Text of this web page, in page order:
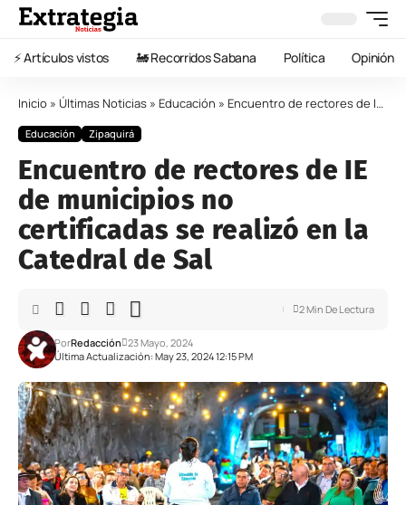
⚡️ Artículos vistos 🚂 Recorridos Sabana Política Opinión
Inicio » Últimas Noticias » Educación » Encuentro de rectores de IE de municipios no certificadas se realizó en la Catedral de Sal
Educación Zipaquirá
Encuentro de rectores de IE
de municipios no
certificadas se realizó en la
Catedral de Sal
Última Actualización: May 23, 2024 12:15 PM
PorRedacción 23 Mayo, 2024
2 Min De Lectura